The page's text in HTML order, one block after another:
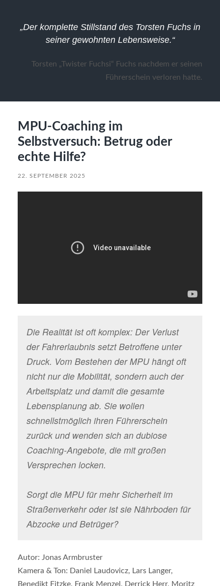
„Der komplette Stillstand des Torsten Fuchs in
seiner gewohnten Lebensweise.“
Torsten „Twister Fuchsi“ Fuchs nachdem er seinen
Führerschein verloren hatte.
MPU-Coaching im
Selbstversuch: Betrug oder
echte Hilfe?
22. SEPTEMBER 2025
Die Realität ist oft komplex: Der Verlust
der Fahrerlaubnis setzt Betroffene unter
Druck. Vom Bestehen der MPU hängt oft
nicht nur die Mobilität, sondern auch der
Arbeitsplatz und damit die gesamte
Lebensplanung ab. Sie wollen
schnellstmöglich ihren Führerschein
zurück und wenden sich an dubiose
Coaching-Angebote, die mit großen
Versprechen locken.
Sorgt die MPU für mehr Sicherheit im
Straßenverkehr oder ist sie Nährboden für
Abzocke und Betrüger?
Autor: Jonas Armbruster
Kamera & Ton: Daniel Laudovicz, Lars Langer,
Benedikt Fitzke, Frank Menzel, Derrick Herr, Moritz